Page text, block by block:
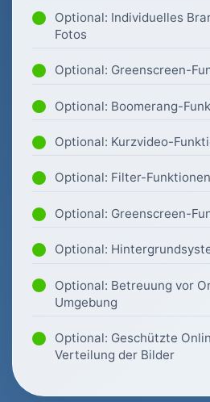
Optional: Individuelles
Fotos
Optional: Greenscreen-
Optional: Boomerang-
Optional: Kurzvideo-
Optional: Filter-Funktionen
Optional: Greenscreen-
Optional:
Optional: Betreuung vor
Umgebung
Optional: Geschützte
Verteilung der Bilder